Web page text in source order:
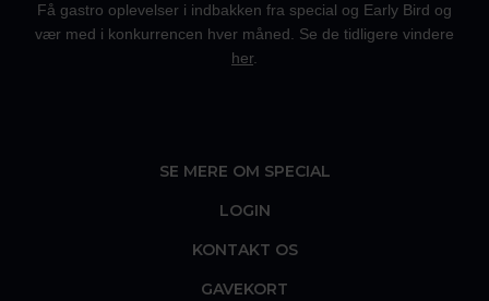
Få gastro oplevelser i indbakken fra special og Early Bird og
vær med i konkurrencen hver måned. Se de tidligere vindere
her.
SE MERE OM SPECIAL
LOGIN
KONTAKT OS
GAVEKORT